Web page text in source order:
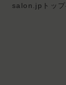
salon.jpトップ